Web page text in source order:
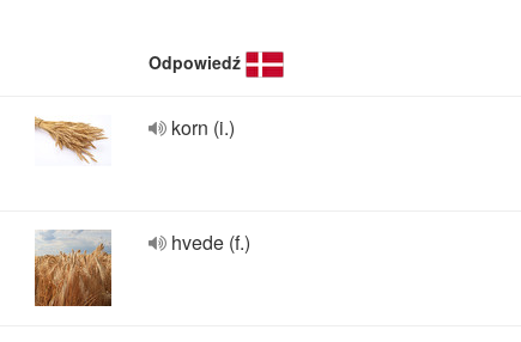
Odpowiedź
korn (i.)
hvede (f.)